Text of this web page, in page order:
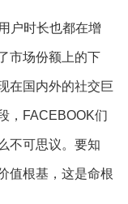
户时长也都在增
市场份额上的下
在国内外的社交巨
，FACEBOOK们
不可思议。要知
值根基，这是命根